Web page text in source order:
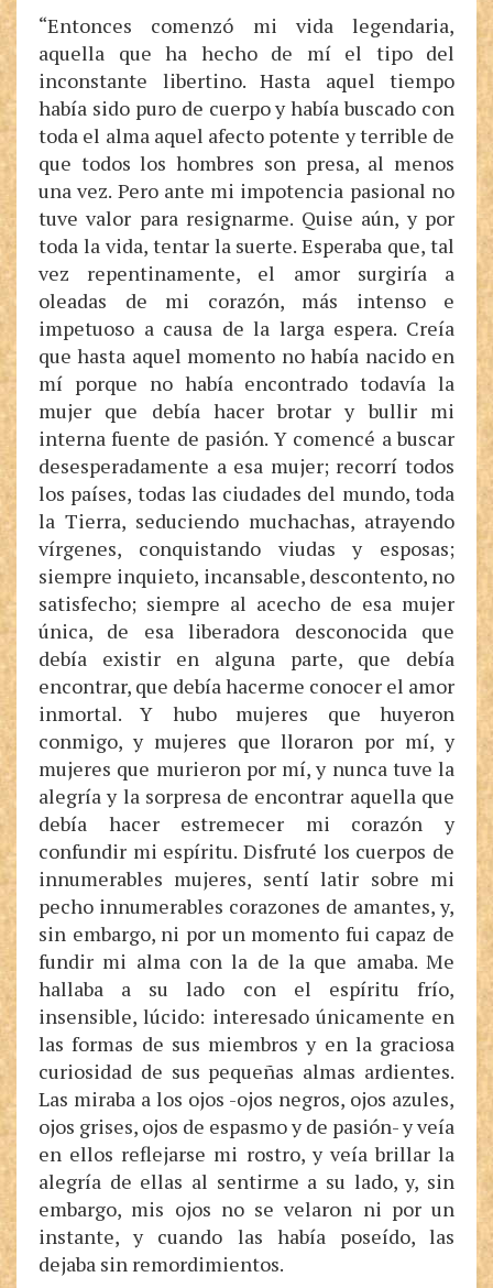
“Entonces comenzó mi vida legendaria,
aquella que ha hecho de mí el tipo del
inconstante libertino. Hasta aquel tiempo
había sido puro de cuerpo y había buscado con
toda el alma aquel afecto potente y terrible de
que todos los hombres son presa, al menos
una vez. Pero ante mi impotencia pasional no
tuve valor para resignarme. Quise aún, y por
toda la vida, tentar la suerte. Esperaba que, tal
vez repentinamente, el amor surgiría a
oleadas de mi corazón, más intenso e
impetuoso a causa de la larga espera. Creía
que hasta aquel momento no había nacido en
mí porque no había encontrado todavía la
mujer que debía hacer brotar y bullir mi
interna fuente de pasión. Y comencé a buscar
desesperadamente a esa mujer; recorrí todos
los países, todas las ciudades del mundo, toda
la Tierra, seduciendo muchachas, atrayendo
vírgenes, conquistando viudas y esposas;
siempre inquieto, incansable, descontento, no
satisfecho; siempre al acecho de esa mujer
única, de esa liberadora desconocida que
debía existir en alguna parte, que debía
encontrar, que debía hacerme conocer el amor
inmortal. Y hubo mujeres que huyeron
conmigo, y mujeres que lloraron por mí, y
mujeres que murieron por mí, y nunca tuve la
alegría y la sorpresa de encontrar aquella que
debía hacer estremecer mi corazón y
confundir mi espíritu. Disfruté los cuerpos de
innumerables mujeres, sentí latir sobre mi
pecho innumerables corazones de amantes, y,
sin embargo, ni por un momento fui capaz de
fundir mi alma con la de la que amaba. Me
hallaba a su lado con el espíritu frío,
insensible, lúcido: interesado únicamente en
las formas de sus miembros y en la graciosa
curiosidad de sus pequeñas almas ardientes.
Las miraba a los ojos -ojos negros, ojos azules,
ojos grises, ojos de espasmo y de pasión- y veía
en ellos reflejarse mi rostro, y veía brillar la
alegría de ellas al sentirme a su lado, y, sin
embargo, mis ojos no se velaron ni por un
instante, y cuando las había poseído, las
dejaba sin remordimientos.